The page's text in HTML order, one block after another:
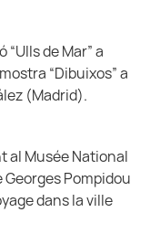
de Mar” a
“Dibuixos” a
(Madrid).
al Musée National
Georges Pompidou
dans la ville